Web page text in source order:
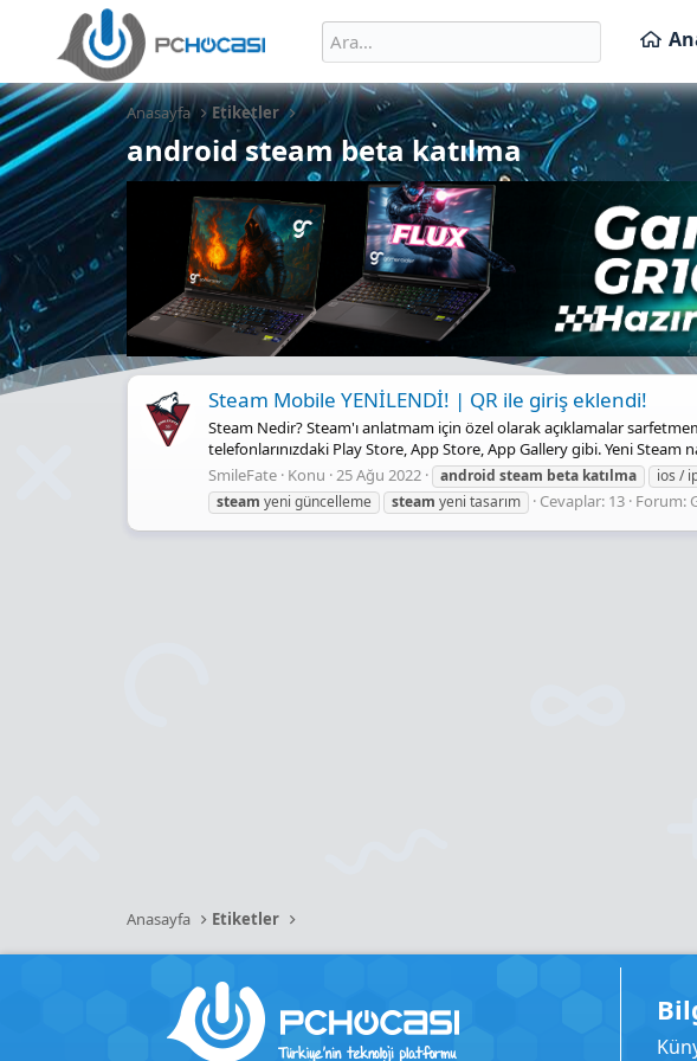
Anasayfa Etiketler
android steam beta katılma
Steam Mobile YENİLENDİ! | QR ile giriş eklendi!
Steam Nedir? Steam'ı anlatmam için özel olarak açıklamalar
telefonlarınızdaki Play Store, App Store, App Gallery gibi. Yeni Steam
SmileFate Konu 25 Ağu 2022 android steam beta katılma ios /
steam yeni güncelleme steam yeni tasarım Cevaplar: 13 Forum:
Anasayfa Etiketler